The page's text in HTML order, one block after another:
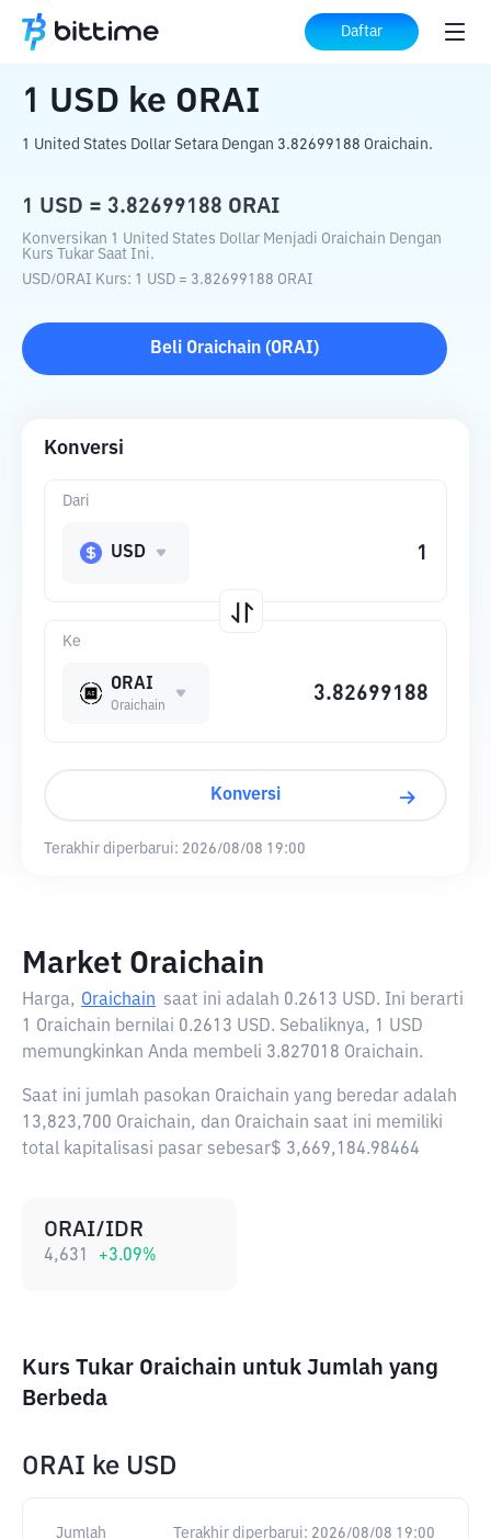
Daftar
Beranda Konverter Kripto ke ORAI
1 USD ke ORAI
1 United States Dollar Setara Dengan 3.82699188 Oraichain.
1 USD = 3.82699188 ORAI
Konversikan 1 United States Dollar Menjadi Oraichain Dengan
Kurs Tukar Saat Ini.
USD/ORAI Kurs: 1 USD = 3.82699188 ORAI
Beli Oraichain (ORAI)
Konversi
Ke
ORAI
Oraichain
Dari
USD
Konversi
Terakhir diperbarui: 2026/08/08 19:00
Market Oraichain
Harga, Oraichain saat ini adalah 0.2613 USD. Ini berarti
1 Oraichain bernilai 0.2613 USD. Sebaliknya, 1 USD
memungkinkan Anda membeli 3.827018 Oraichain.
Saat ini jumlah pasokan Oraichain yang beredar adalah
13,823,700 Oraichain, dan Oraichain saat ini memiliki
total kapitalisasi pasar sebesar$ 3,669,184.98464
ORAI/IDR
4,631 +3.09%
Kurs Tukar Oraichain untuk Jumlah yang
Berbeda
ORAI ke USD
Jumlah Terakhir diperbarui: 2026/08/08 19:00